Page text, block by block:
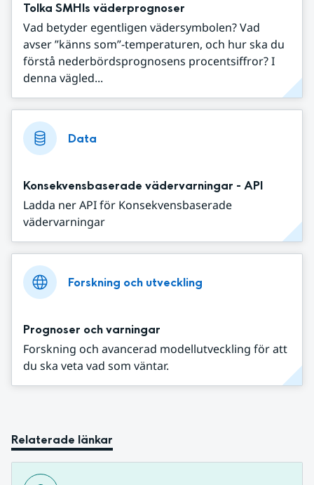
Tolka SMHIs väderprognoser
Vad betyder egentligen vädersymbolen? Vad
avser ”känns som”-temperaturen, och hur ska du
förstå nederbördsprognosens procentsiffror? I
denna vägled...
Data
Konsekvensbaserade vädervarningar - API
Ladda ner API för Konsekvensbaserade
vädervarningar
Forskning och utveckling
Prognoser och varningar
Forskning och avancerad modellutveckling för att
du ska veta vad som väntar.
Relaterade länkar